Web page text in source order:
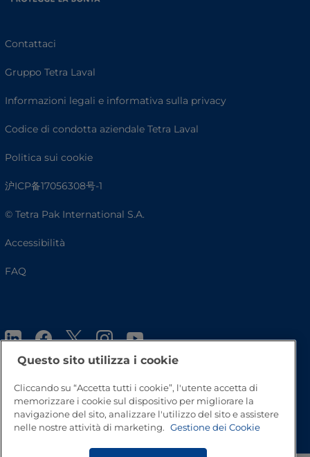
Contattaci
Gruppo Tetra Laval
Informazioni legali e informativa sulla privacy
Codice di condotta aziendale Tetra Laval
Politica sui cookie
沪ICP备17056308号-1
© Tetra Pak International S.A.
Accessibilità
FAQ
Inizio pagina
Questo sito utilizza i cookie
Cliccando su “Accetta tutti i cookie”, l'utente accetta di
memorizzare i cookie sul dispositivo per migliorare la
navigazione del sito, analizzare l'utilizzo del sito e assistere
nelle nostre attività di marketing. Gestione dei Cookie